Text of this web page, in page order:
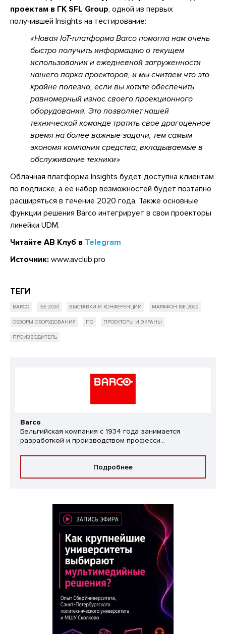
проектам в ГК SFL Group, одной из первых
получившей Insights на тестирование:
Новая IoT-платформа Barco помогла нам очень
быстро получить информацию о текущем
использовании и ежедневной загруженности
нашего парка проекторов, и мы считаем что это
крайне полезно, если вы хотите обеспечить
равномерный износ своего проекционного
оборудования. Это позволяет нашей
технической команде тратить свое драгоценное
время на более важные задачи, тем самым
экономя компании средства, вкладываемые в
обслуживание техники
Облачная платформа Insights будет доступна клиентам
по подписке, а ее набор возможностей будет поэтапно
расширяться в течение 2020 года. Также основные
функции решения Barco интегрирует в свои проекторы
линейки UDM.
Читайте АВ Клуб в Telegram
Источник: www.avclub.pro
ТЕГИ
BARCO ISE 2020 ВЫСТАВКИ И КОНФЕРЕНЦИИ МАРАФОН ISE 2020
ОБЗОРЫ ОБОРУДОВАНИЯ ПО ПРОЕКТОРЫ И ЭКРАНЫ
ПРОИЗВОДИТЕЛЬ
Barco
Бельгийская компания с 1934 года занимается
разработкой и производством професси...
Подробнее